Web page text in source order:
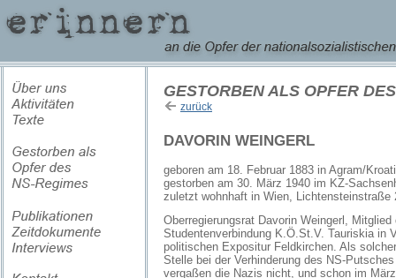
GESTORBEN ALS OPFER
zurück
DAVORIN WEINGERL
geboren am 18. Februar 1883 in Agram/
gestorben am 30. März 1940 im KZ-
zuletzt wohnhaft in Wien, Lichtensteinstraße
Oberregierungsrat Davorin Weingerl,
Studentenverbindung K.Ö.St.V. Tauriskia in
politischen Expositur Feldkirchen. Als
Stelle bei der Verhinderung des NS-
vergaßen die Nazis nicht, und schon im